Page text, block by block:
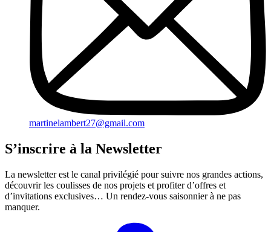
martinelambert27@gmail.com
S’inscrire à la Newsletter
La newsletter est le canal privilégié pour suivre nos grandes actions,
découvrir les coulisses de nos projets et profiter d’offres et
d’invitations exclusives… Un rendez-vous saisonnier à ne pas
manquer.